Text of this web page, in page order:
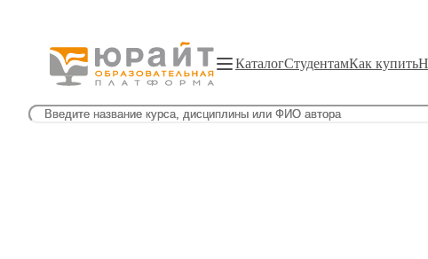
КаталогСтудентамКак купить